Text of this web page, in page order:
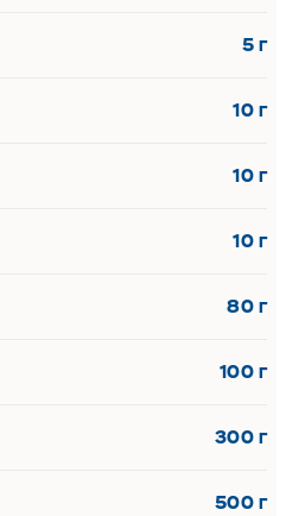
5 г
10 г
10 г
10 г
80 г
100 г
300 г
500 г